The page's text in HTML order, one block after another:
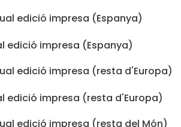
edició impresa (Espanya)
edició impresa (resta d'Europa)